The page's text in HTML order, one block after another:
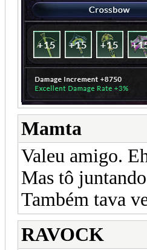
Mamta
Valeu amigo.
Mas tô
Também tava
RAVOCK